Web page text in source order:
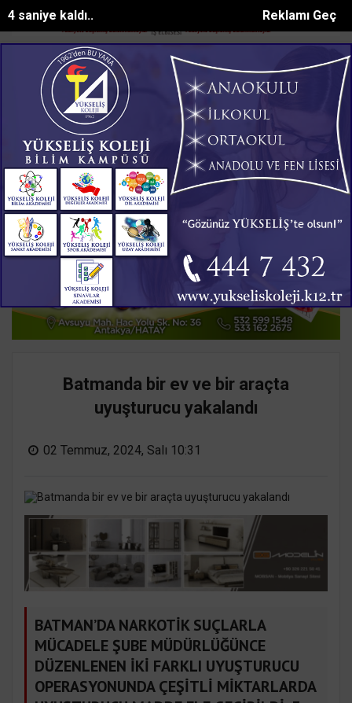
Reklamı Geç
3 saniye kaldı..
SON DAKİKA:
Hatay'da Tır Kazası: Sürücü Yaralandı Kahramanmaraşta kayıp
Ana Sayfa ASAYİŞ
Batmanda bir ev ve bir araçta
uyuşturucu yakalandı
02 Temmuz, 2024, Salı 10:31
BATMAN’DA NARKOTİK SUÇLARLA
MÜCADELE ŞUBE MÜDÜRLÜĞÜNCE
DÜZENLENEN İKİ FARKLI UYUŞTURUCU
OPERASYONUNDA ÇEŞİTLİ MİKTARLARDA